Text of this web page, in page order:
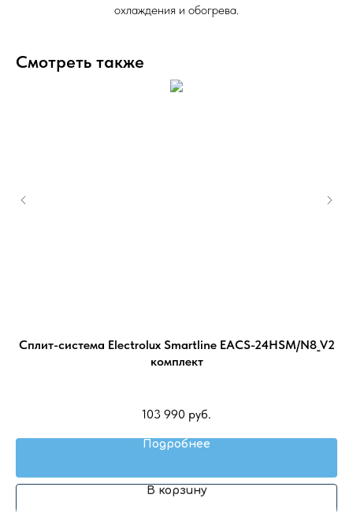
охлаждения и обогрева.
Смотреть также
Сплит-система Electrolux Smartline EACS-24HSM/N8_V2
комплект
103 990 руб.
Подробнее
В корзину